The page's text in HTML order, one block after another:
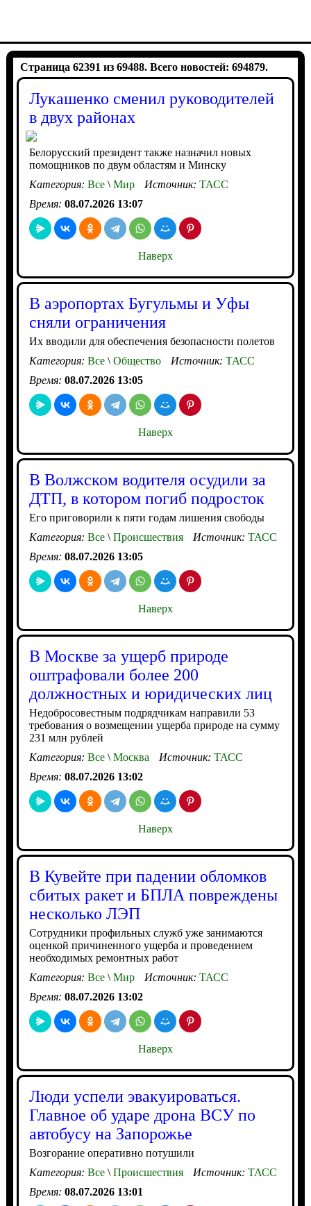
Страница 62391 из 69488. Всего новостей: 694879.
Лукашенко сменил руководителей
в двух районах
Белорусский президент также назначил новых
помощников по двум областям и Минску
Категория: Все\Мир Источник: ТАСС
Время: 08.07.2026 13:07
Наверх
В аэропортах Бугульмы и Уфы
сняли ограничения
Их вводили для обеспечения безопасности полетов
Категория: Все\Общество Источник: ТАСС
Время: 08.07.2026 13:05
Наверх
В Волжском водителя осудили за
ДТП, в котором погиб подросток
Его приговорили к пяти годам лишения свободы
Категория: Все\Происшествия Источник: ТАСС
Время: 08.07.2026 13:05
Наверх
В Москве за ущерб природе
оштрафовали более 200
должностных и юридических лиц
Недобросовестным подрядчикам направили 53
требования о возмещении ущерба природе на сумму
231 млн рублей
Категория: Все\Москва Источник: ТАСС
Время: 08.07.2026 13:02
Наверх
В Кувейте при падении обломков
сбитых ракет и БПЛА повреждены
несколько ЛЭП
Сотрудники профильных служб уже занимаются
оценкой причиненного ущерба и проведением
необходимых ремонтных работ
Категория: Все\Мир Источник: ТАСС
Время: 08.07.2026 13:02
Наверх
Люди успели эвакуироваться.
Главное об ударе дрона ВСУ по
автобусу на Запорожье
Возгорание оперативно потушили
Категория: Все\Происшествия Источник: ТАСС
Время: 08.07.2026 13:01